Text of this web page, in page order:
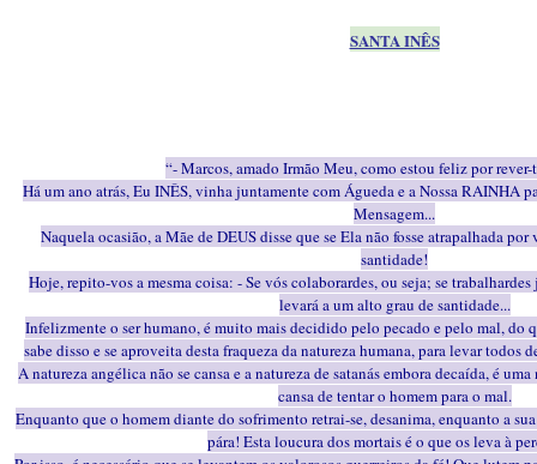
SANTA INÊS
“- Marcos, amado Irmão Meu, como estou feliz por
Há um ano atrás, Eu INÊS, vinha juntamente com Águeda e a Nossa RAINHA
Mensagem...
Naquela ocasião, a Mãe de DEUS disse que se Ela não fosse atrapalhada
santidade!
Hoje, repito-vos a mesma coisa: - Se vós colaborardes, ou seja; se
levará a um alto grau de santidade...
Infelizmente o ser humano, é muito mais decidido pelo pecado e pelo mal, do
sabe disso e se aproveita desta fraqueza da natureza humana, para levar todos
A natureza angélica não se cansa e a natureza de satanás embora decaída, é
cansa de tentar o homem para o mal.
Enquanto que o homem diante do sofrimento retrai-se, desanima, enquanto a
pára! Esta loucura dos mortais é o que os leva à